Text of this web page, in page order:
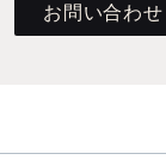
お問い合わせ